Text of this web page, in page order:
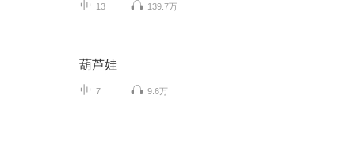
13 139.7万
葫芦娃
7 9.6万